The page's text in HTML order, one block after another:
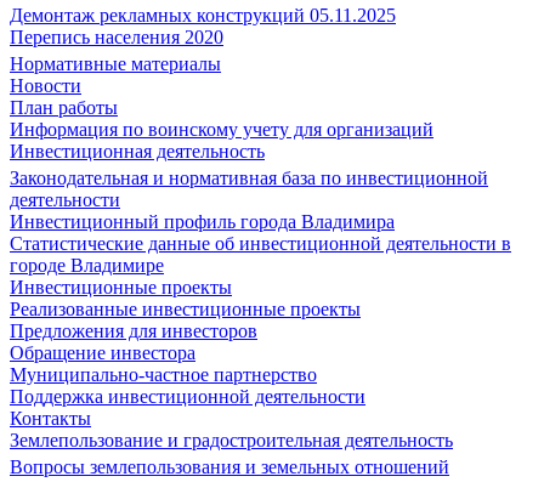
Демонтаж рекламных конструкций 05.11.2025
Перепись населения 2020
Нормативные материалы
Новости
План работы
Информация по воинскому учету для организаций
Инвестиционная деятельность
Законодательная и нормативная база по инвестиционной
деятельности
Инвестиционный профиль города Владимира
Статистические данные об инвестиционной деятельности в
городе Владимире
Инвестиционные проекты
Реализованные инвестиционные проекты
Предложения для инвесторов
Обращение инвестора
Муниципально-частное партнерство
Поддержка инвестиционной деятельности
Контакты
Землепользование и градостроительная деятельность
Вопросы землепользования и земельных отношений